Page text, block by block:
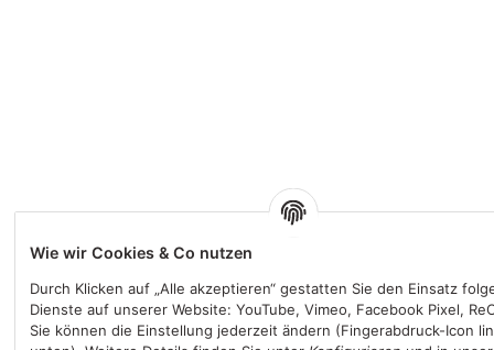
Wie wir Cookies & Co nutzen
Durch Klicken auf „Alle akzeptieren“ gestatten Sie den Einsatz
Dienste auf unserer Website: YouTube, Vimeo, Facebook Pixel,
Sie können die Einstellung jederzeit ändern (Fingerabdruck-Icon